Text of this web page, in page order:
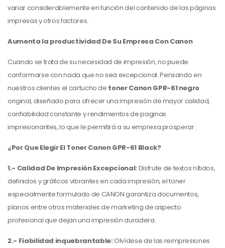
variar considerablemente en función del contenido de las páginas
impresas y otros factores.
Aumenta la productividad De Su Empresa Con Canon
Cuando se trata de su necesidad de impresión, no puede
conformarse con nada que no sea excepcional. Pensando en
nuestros clientes el cartucho de toner Canon GPR-61 negro
original, diseñado para ofrecer una impresión de mayor calidad,
confiabilidad constante y rendimientos de paginas
impresionantes, lo que le permitirá a su empresa prosperar.
¿Por Que Elegir El Toner Canon GPR-61 Black?
1.- Calidad De Impresión Excepcional: Disfrute de textos nítidos,
definidos y gráficos vibrantes en cada impresión, el toner
especialmente formulado de CANON garantiza documentos,
planos entre otros materiales de marketing de aspecto
profesional que dejan una impresión duradera.
2.- Fiabilidad inquebrantable:Olvídese de las reimpresiones